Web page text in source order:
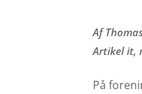
Af
Artikel it,
På